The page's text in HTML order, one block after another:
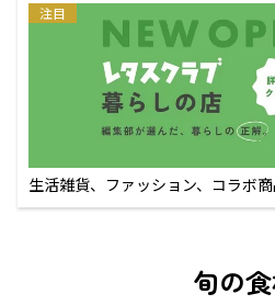
注目
生活雑貨、ファッション、コラボ
えるECサイト
旬の